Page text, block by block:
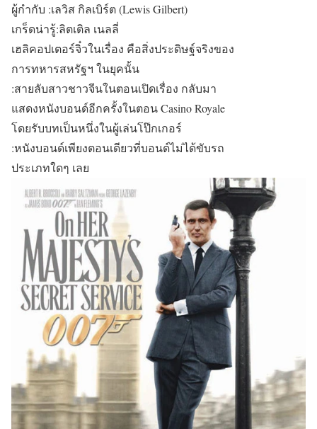
ผู้กำกับ :เลวิส กิลเบิร์ต (Lewis Gilbert)
เกร็ดน่ารู้:ลิตเติล เนลลี่
เฮลิคอปเตอร์จิ๋วในเรื่อง คือสิ่งประดิษฐ์จริงของ
การทหารสหรัฐฯ ในยุคนั้น
:สายลับสาวชาวจีนในตอนเปิดเรื่อง กลับมา
แสดงหนังบอนด์อีกครั้งในตอน Casino Royale
โดยรับบทเป็นหนึ่งในผู้เล่นโป๊กเกอร์
:หนังบอนด์เพียงตอนเดียวที่บอนด์ไม่ได้ขับรถ
ประเภทใดๆ เลย